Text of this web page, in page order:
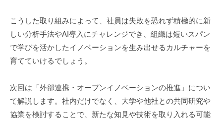
こうした取り組みによって、社員は失敗を恐れず積極的に新
しい分析手法やAI導入にチャレンジでき、組織は短いスパン
で学びを活かしたイノベーションを生み出せるカルチャーを
育てていけるでしょう。
次回は「外部連携・オープンイノベーションの推進」につい
て解説します。社内だけでなく、大学や他社との共同研究や
協業を検討することで、新たな知見や技術を取り入れる可能